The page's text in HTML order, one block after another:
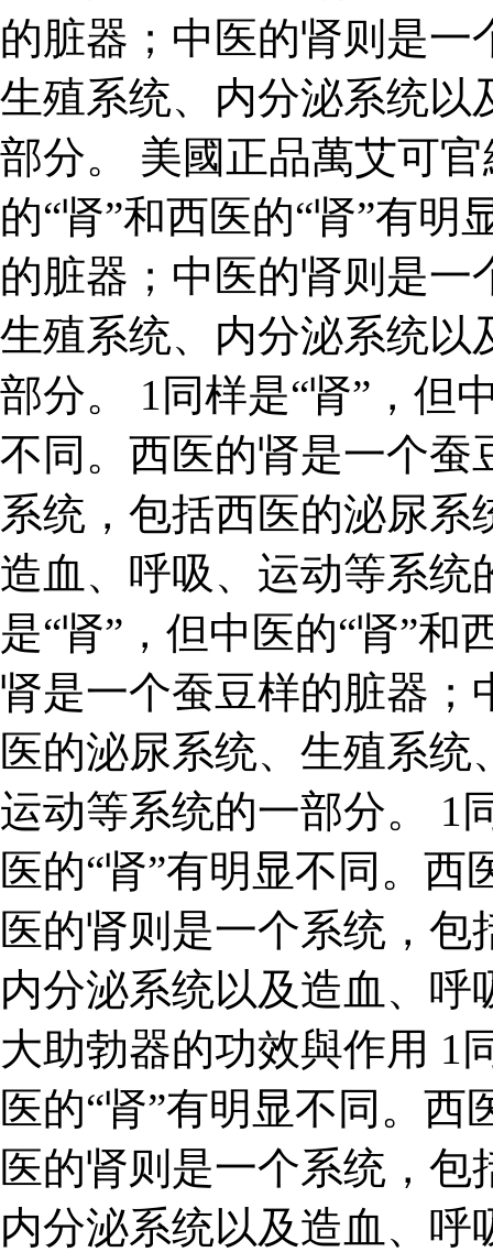
的脏器；中医的肾则是
生殖系统、内分泌系统以
部分。 美國正品萬艾可
的“肾”和西医的“肾”有
的脏器；中医的肾则是
生殖系统、内分泌系统以
部分。 1同样是“肾”，但
不同。西医的肾是一个蚕
系统，包括西医的泌尿
造血、呼吸、运动等系
是“肾”，但中医的“肾”和
肾是一个蚕豆样的脏器；
医的泌尿系统、生殖系
运动等系统的一部分。 1
医的“肾”有明显不同。
医的肾则是一个系统，
内分泌系统以及造血、
大助勃器的功效與作用 1
医的“肾”有明显不同。
医的肾则是一个系统，
内分泌系统以及造血、